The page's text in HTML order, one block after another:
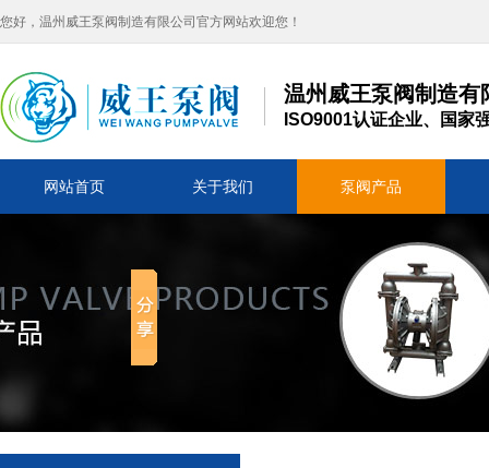
您好，温州威王泵阀制造有限公司官方网站欢迎您！
温州威王泵阀制造有
ISO9001认证企业、国家
网站首页 关于我们 泵阀产品